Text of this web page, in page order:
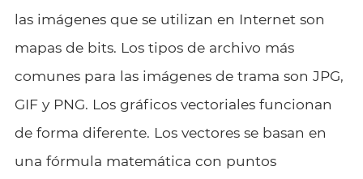
las imágenes que se utilizan en Internet son
mapas de bits. Los tipos de archivo más
comunes para las imágenes de trama son JPG,
GIF y PNG. Los gráficos vectoriales funcionan
de forma diferente. Los vectores se basan en
una fórmula matemática con puntos